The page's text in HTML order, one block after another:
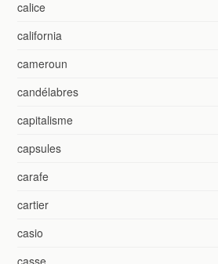
calice
california
cameroun
candélabres
capitalisme
capsules
carafe
cartier
casio